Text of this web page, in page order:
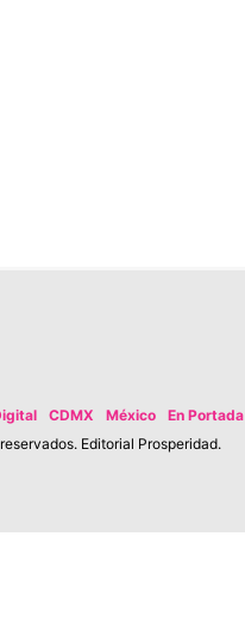
CDMX México
En Portada
Editorial Prosperidad.